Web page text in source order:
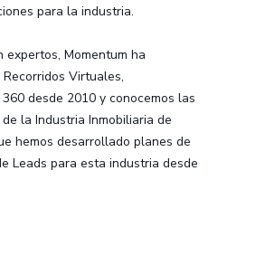
para la industria.
expertos, Momentum ha
Virtuales,
desde 2010 y conocemos las
la Industria Inmobiliaria de
hemos desarrollado planes de
Leads para esta industria desde